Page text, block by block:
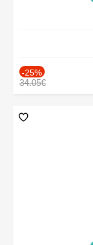
-25%
34.05€